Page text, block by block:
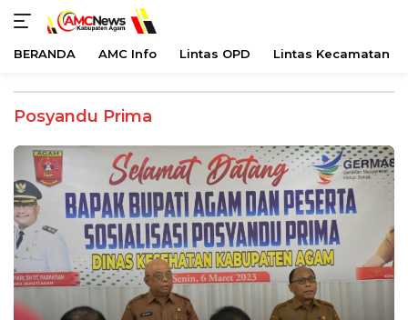
konten
BERANDA AMC Info Lintas OPD Lintas Kecamatan
Posyandu Prima